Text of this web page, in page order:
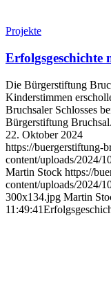
Projekte
Die Bürgerstiftung
Kinderstimmen
Bruchsaler Schlosses
Bürgerstiftung
22. Oktober 2024
https://buergerstiftung-
content/uploads/2024/
Martin Stock https://
content/uploads/2024/
300x134.jpg Martin
11:49:41